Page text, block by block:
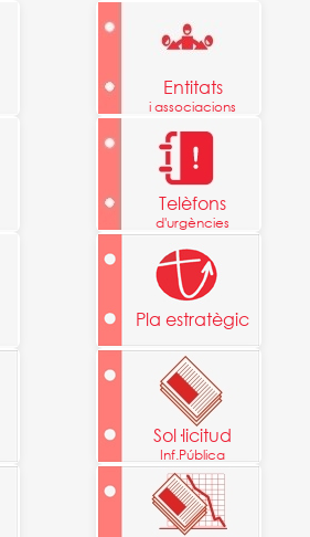
Entitats
i associacions
Telèfons
d'urgències
Pla estratègic
Sol·licitud
Inf.Pública